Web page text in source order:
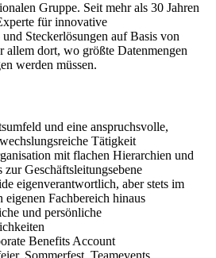
Gruppe. Seit mehr als 30 Jahren
für innovative
Steckerlösungen auf Basis von
allem dort, wo größte Datenmengen
werden müssen.
und eine anspruchsvolle,
Tätigkeit
mit flachen Hierarchien und
Geschäftsleitungsebene
eigenverantwortlich, aber stets im
eigenen Fachbereich hinaus
und persönliche
Benefits Account
Sommerfest, Teamevents